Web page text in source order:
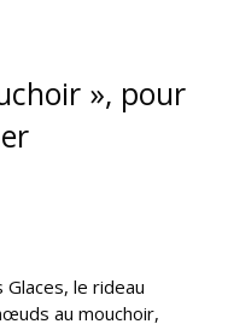
», pour
le rideau
au mouchoir,